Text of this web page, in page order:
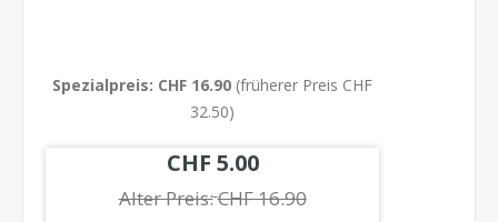
Spezialpreis: CHF 16.90 (früherer Preis CHF
32.50)
CHF 5.00
Alter Preis:CHF 16.90